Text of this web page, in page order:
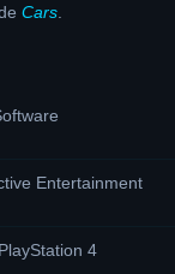
Cars
Entertainment
PlayStation 4